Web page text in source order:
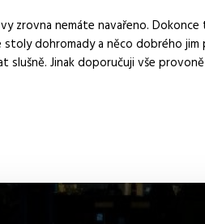
zrovna nemáte navařeno.
dohromady a něco dobrého jim
Jinak doporučuji vše